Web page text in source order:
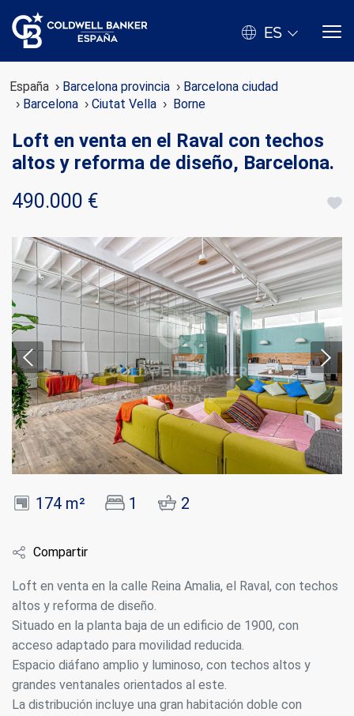
ES
España Barcelona provincia
Barcelona ciudad
Barcelona
Ciutat Vella Borne
Loft en venta en el Raval con techos
altos y reforma de diseño, Barcelona.
490.000 €
174 m² 1 2
Compartir
Loft en venta en la calle Reina Amalia, el Raval, con techos
altos y reforma de diseño.
Situado en la planta baja de un edificio de 1900, con
acceso adaptado para movilidad reducida.
Espacio diáfano amplio y luminoso, con techos altos y
grandes ventanales orientados al este.
La distribución incluye una gran habitación doble con